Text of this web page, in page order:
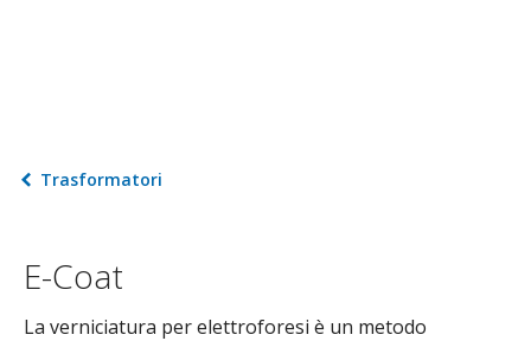
Trasformatori
E-Coat
La verniciatura per elettroforesi è un metodo